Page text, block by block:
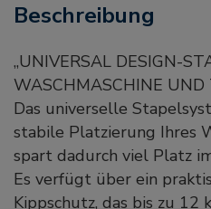
Beschreibung
„UNIVERSAL DESIGN-
WASCHMASCHINE UND
Das universelle
stabile Platzierung Ihres
spart dadurch viel Platz
Es verfügt über ein
Kippschutz, das bis zu 12